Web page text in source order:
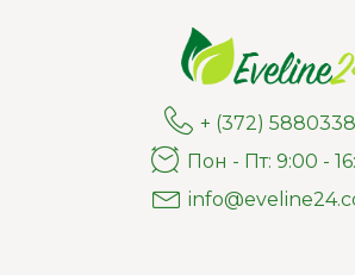
+ (372)
Пон - Пт: 9:00 -